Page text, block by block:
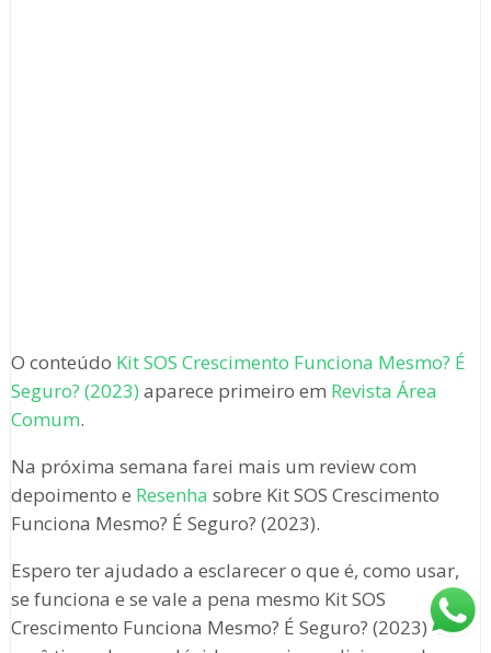
O conteúdo Kit SOS Crescimento Funciona Mesmo? É
Seguro? (2023) aparece primeiro em Revista Área
Comum.
Na próxima semana farei mais um review com
depoimento e Resenha sobre Kit SOS Crescimento
Funciona Mesmo? É Seguro? (2023).
Espero ter ajudado a esclarecer o que é, como usar,
se funciona e se vale a pena mesmo Kit SOS
Crescimento Funciona Mesmo? É Seguro? (2023). Se